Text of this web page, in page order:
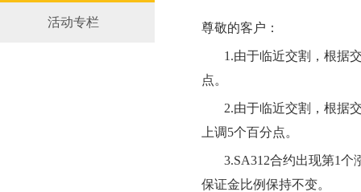
活动专栏 尊敬的客户：
1.由于临近交割，根据
点。
2.由于临近交割，根据
上调5个百分点。
3.SA312合约出现第1个
保证金比例保持不变。